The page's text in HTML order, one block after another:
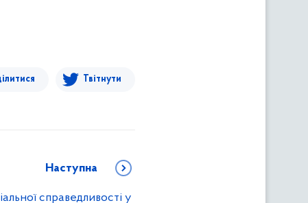
Твітнути
Наступна
справедливості у